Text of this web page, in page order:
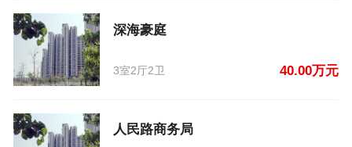
深海豪庭
3室2厅2卫 40.00万元
人民路商务局